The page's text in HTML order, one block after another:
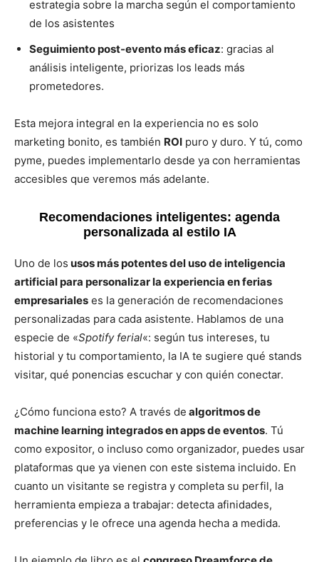
estrategia sobre la marcha según el comportamiento
de los asistentes
Seguimiento post-evento más eficaz: gracias al
análisis inteligente, priorizas los leads más
prometedores.
Esta mejora integral en la experiencia no es solo
marketing bonito, es también ROI puro y duro. Y tú, como
pyme, puedes implementarlo desde ya con herramientas
accesibles que veremos más adelante.
Recomendaciones inteligentes: agenda
personalizada al estilo IA
Uno de los usos más potentes del uso de inteligencia
artificial para personalizar la experiencia en ferias
empresariales es la generación de recomendaciones
personalizadas para cada asistente. Hablamos de una
especie de «Spotify ferial«: según tus intereses, tu
historial y tu comportamiento, la IA te sugiere qué stands
visitar, qué ponencias escuchar y con quién conectar.
¿Cómo funciona esto? A través de algoritmos de
machine learning integrados en apps de eventos. Tú
como expositor, o incluso como organizador, puedes usar
plataformas que ya vienen con este sistema incluido. En
cuanto un visitante se registra y completa su perfil, la
herramienta empieza a trabajar: detecta afinidades,
preferencias y le ofrece una agenda hecha a medida.